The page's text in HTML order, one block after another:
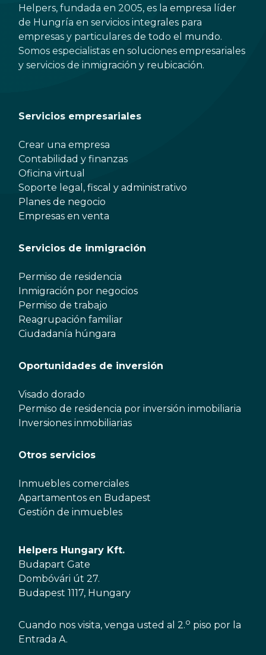
Helpers, fundada en 2005, es la empresa líder
de Hungría en servicios integrales para
empresas y particulares de todo el mundo.
Somos especialistas en soluciones empresariales
y servicios de inmigración y reubicación.
Servicios empresariales
Crear una empresa
Contabilidad y finanzas
Oficina virtual
Soporte legal, fiscal y administrativo
Planes de negocio
Empresas en venta
Servicios de inmigración
Permiso de residencia
Inmigración por negocios
Permiso de trabajo
Reagrupación familiar
Ciudadanía húngara
Oportunidades de inversión
Visado dorado
Permiso de residencia por inversión inmobiliaria
Inversiones inmobiliarias
Otros servicios
Inmuebles comerciales
Apartamentos en Budapest
Gestión de inmuebles
Helpers Hungary Kft.
Budapart Gate
Dombóvári út 27.
Budapest 1117, Hungary
Cuando nos visita, venga usted al 2.o piso por la
Entrada A.